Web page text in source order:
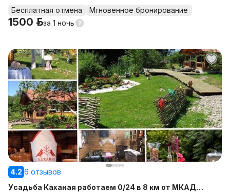
Бесплатная отмена
Мгновенное бронирование
1500 р.за 1 ночь
4.2 6 отзывов
Усадьба Каханая работаем 0/24 в 8 км от МКАД